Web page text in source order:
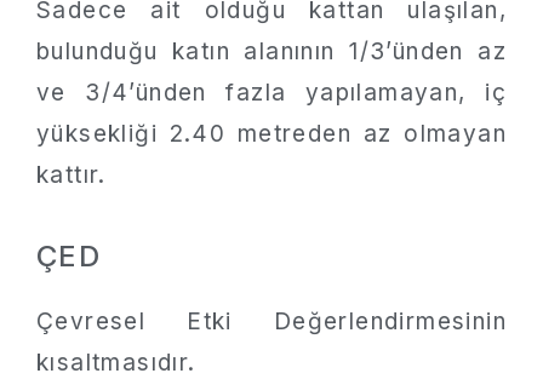
Sadece ait olduğu kattan ulaşılan,
bulunduğu katın alanının 1/3’ünden az
ve 3/4’ünden fazla yapılamayan, iç
yüksekliği 2.40 metreden az olmayan
kattır.
ÇED
Çevresel Etki Değerlendirmesinin
kısaltmasıdır.